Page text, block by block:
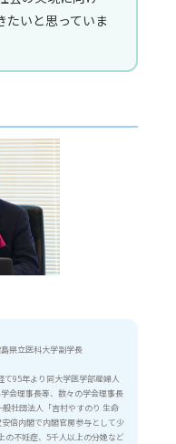
たいと思っていま
県立医科大学副学長
95年より同大学医学部産婦人
会理事長等、数々の学会理事長
社団法人「吉村やすのり 生命
倍内閣で内閣官房参与として少
の不妊症、5千人以上の分娩など